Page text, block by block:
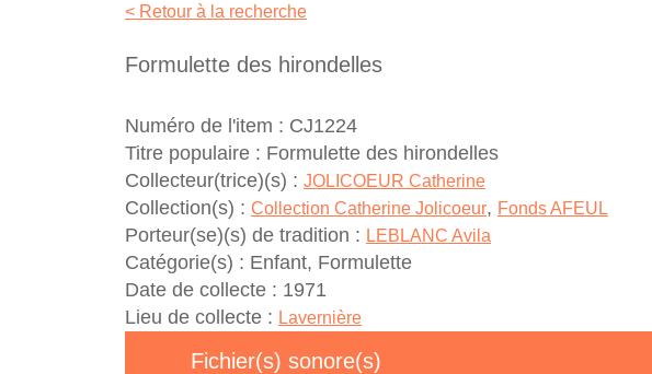
< Retour à la recherche
Formulette des hirondelles
Numéro de l'item : CJ1224
Titre populaire : Formulette des hirondelles
Collecteur(trice)(s) : JOLICOEUR Catherine
Collection(s) : Collection Catherine Jolicoeur, Fonds AFEUL
Porteur(se)(s) de tradition : LEBLANC Avila
Catégorie(s) : Enfant, Formulette
Date de collecte : 1971
Lieu de collecte : Lavernière
Fichier(s) sonore(s)